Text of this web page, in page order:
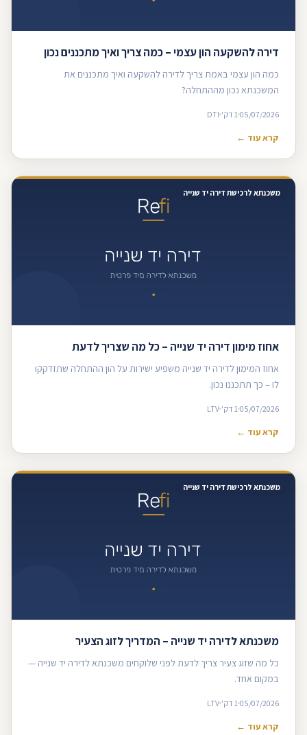
דירה להשקעה הון עצמי – כמה צריך ואיך מתכננים נכון
כמה הון עצמי באמת צריך לדירה להשקעה ואיך מתכננים את
המשכנתא נכון מההתחלה?
05/07/2026 1 דק' DTI
קרא עוד ←
משכנתא לרכישת דירה יד שנייה
אחוז מימון דירה יד שנייה – כל מה שצריך לדעת
אחוז המימון לדירה יד שנייה משפיע ישירות על הון ההתחלה שתזדקקו
לו – כך תתכננו נכון.
05/07/2026 1 דק' LTV
קרא עוד ←
משכנתא לרכישת דירה יד שנייה
משכנתא לדירה יד שנייה – המדריך לזוג הצעיר
כל מה שזוג צעיר צריך לדעת לפני שלוקחים משכנתא לדירה יד שנייה —
במקום אחד.
05/07/2026 1 דק' LTV
קרא עוד ←